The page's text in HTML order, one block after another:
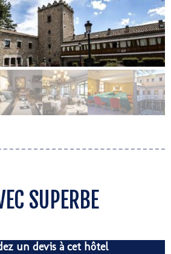
SUPERBE
un devis à cet hôtel